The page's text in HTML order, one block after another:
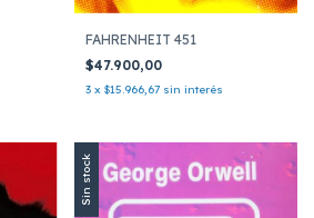
FAHRENHEIT 451
$47.900,00
3 x $15.966,67 sin interés
Sin stock